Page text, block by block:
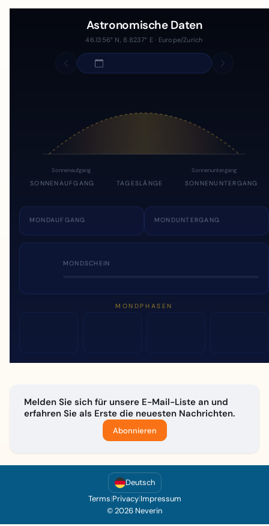
Astronomische Daten
46.1356° N, 8.8237° E · Europe/Zurich
Sonnenaufgang Sonnenuntergang
SONNENAUFGANG TAGESLÄNGE SONNENUNTERGANG
MONDAUFGANG MONDUNTERGANG
MONDSCHEIN
MONDPHASEN
Melden Sie sich für unsere E-Mail-Liste an und
erfahren Sie als Erste die neuesten Nachrichten.
Abonnieren
Deutsch
Terms|Privacy|Impressum
© 2026 Neverin